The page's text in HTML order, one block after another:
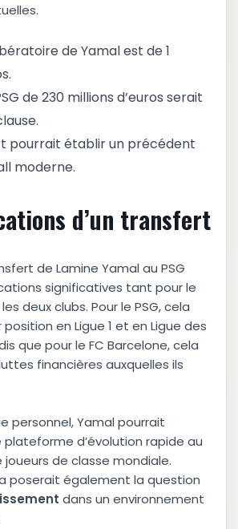
de Yamal est de 1
de 230 millions d’euros serait
pourrait établir un précédent
moderne.
d’un transfert
de Lamine Yamal au PSG
significatives tant pour le
deux clubs. Pour le PSG, cela
en Ligue 1 et en Ligue des
que pour le FC Barcelone, cela
financières auxquelles ils
personnel, Yamal pourrait
plateforme d’évolution rapide au
joueurs de classe mondiale.
poserait également la question
issement dans un environnement